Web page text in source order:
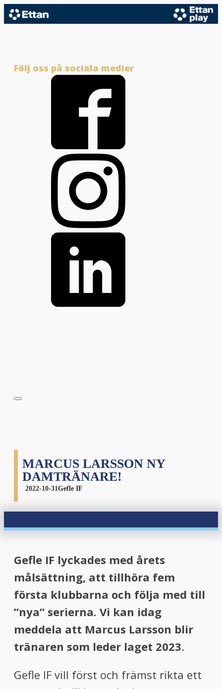
Följ oss på sociala medier
MARCUS LARSSON NY
DAMTRÄNARE!
2022-10-31Gefle IF
Gefle IF lyckades med årets
målsättning, att tillhöra fem
första klubbarna och följa med till
”nya” serierna. Vi kan idag
meddela att Marcus Larsson blir
tränaren som leder laget 2023.
Gefle IF vill först och främst rikta ett